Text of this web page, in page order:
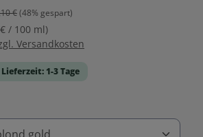
€(48% gespart)
/ 100 ml)
Versandkosten
1-3 Tage